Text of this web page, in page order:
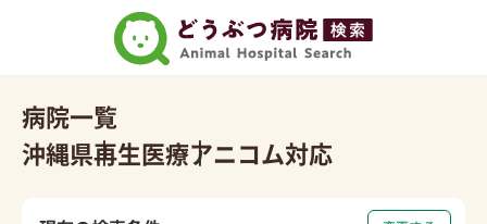
病院一覧
沖縄県再生医療アニコム対応